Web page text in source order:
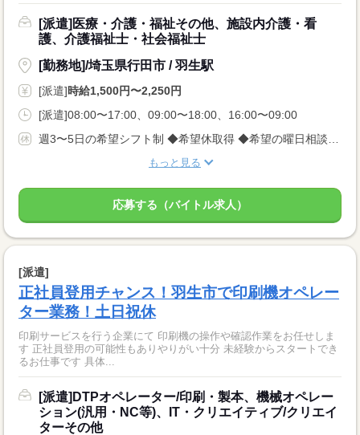
[派遣]医療・介護・福祉その他、施設内介護・看
護、介護福祉士・社会福祉士
[勤務地]/埼玉県行田市 / 羽生駅
[派遣]時給1,500円〜2,250円
[派遣]08:00〜17:00、09:00〜18:00、16:00〜09:00
もっと見る
応募する（バイトル求人）
[派遣]
正社員登用チャンス！羽生市で印刷機オペレー
ター業務！土日祝休
印刷サービスを行う企業にて 印刷機の操作や確認作業をお任せしま
す 正社員登用の可能性もありやりがい十分 未経験からスタートでき
るお仕事です 具体...
[派遣]DTPオペレーター/印刷・製本、機械オペレー
ション(汎用・NC等)、IT・クリエイティブ/クリエイ
ターその他